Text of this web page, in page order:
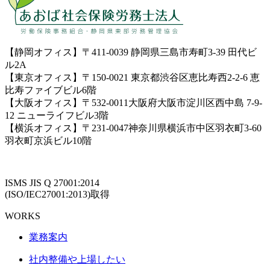
【静岡オフィス】〒411-0039 静岡県三島市寿町3-39 田代ビ
ル2A
【東京オフィス】〒150-0021 東京都渋谷区恵比寿西2-2-6 恵
比寿ファイブビル6階
【大阪オフィス】〒532-0011大阪府大阪市淀川区西中島 7-9-
12 ニューライフビル3階
【横浜オフィス】〒231-0047神奈川県横浜市中区羽衣町3-60
羽衣町京浜ビル10階
ISMS JIS Q 27001:2014
(ISO/IEC27001:2013)取得
WORKS
業務案内
社内整備や上場したい